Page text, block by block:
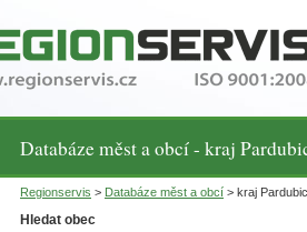
Databáze měst a obcí - kraj
Regionservis > Databáze měst a obcí > kraj
Hledat obec